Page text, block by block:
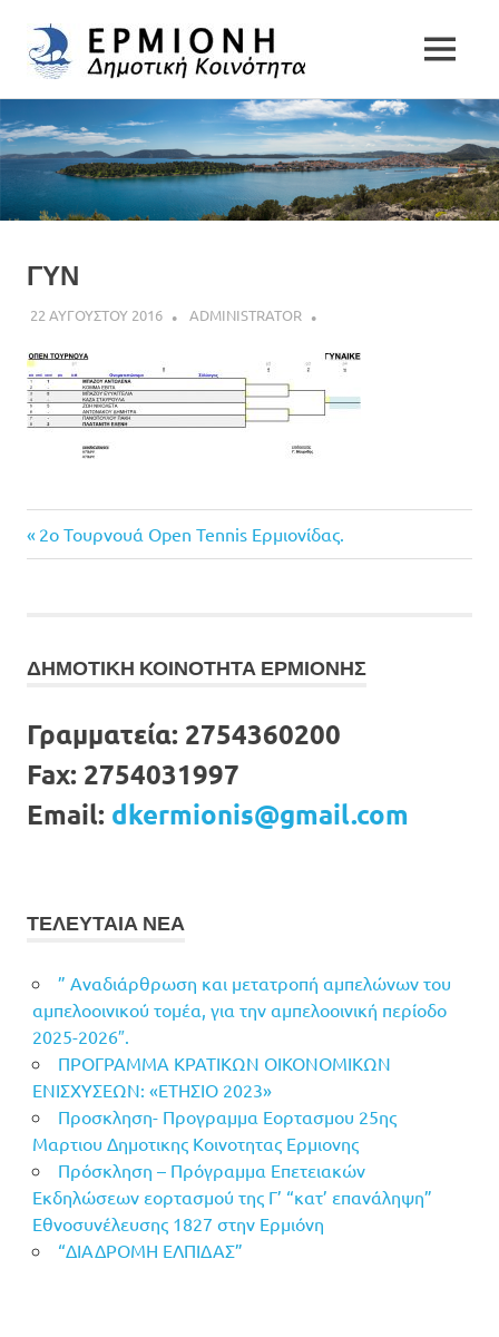
to
content
Δημοτική
Κοινότητα
Ερμιόνης
MENU
ΓΥΝ
22 ΑΥΓΟΥΣΤΟΥ 2016 ADMINISTRATOR
Πλοήγηση
Previous
Post:
2ο Τουρνουά Open Tennis Ερμιονίδας.
ΔΗΜΟΤΙΚΗ ΚΟΙΝΟΤΗΤΑ ΕΡΜΙΟΝΗΣ
Γραμματεία: 2754360200
Fax: 2754031997
Email: dkermionis@gmail.com
ΤΕΛΕΥΤΑΙΑ ΝΕΑ
” Αναδιάρθρωση και μετατροπή αμπελώνων του
αμπελοοινικού τομέα, για την αμπελοοινική περίοδο
2025-2026″.
ΠΡΟΓΡΑΜΜΑ ΚΡΑΤΙΚΩΝ ΟΙΚΟΝΟΜΙΚΩΝ
ΕΝΙΣΧΥΣΕΩΝ: «ΕΤΗΣΙΟ 2023»
Προσκληση- Προγραμμα Εορτασμου 25ης
Μαρτιου Δημοτικης Κοινοτητας Ερμιονης
Πρόσκληση – Πρόγραμμα Επετειακών
Εκδηλώσεων εορτασμού της Γ’ “κατ’ επανάληψη”
Εθνοσυνέλευσης 1827 στην Ερμιόνη
“ΔΙΑΔΡΟΜΗ ΕΛΠΙΔΑΣ”